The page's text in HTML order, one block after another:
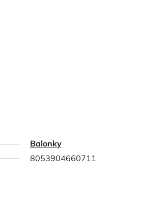
Balonky
8053904660711